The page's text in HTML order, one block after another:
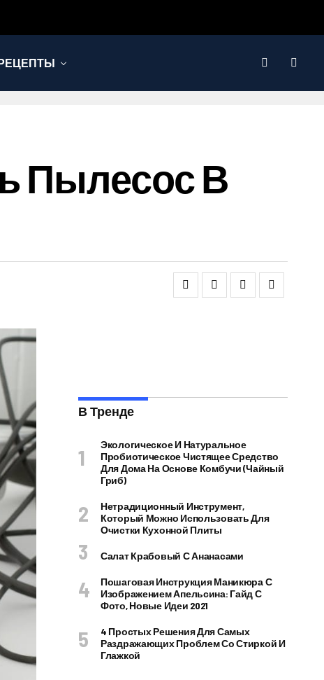
Пылесос В
В Тренде
Экологическое И Натуральное
Пробиотическое Чистящее Средство
Для Дома На Основе Комбучи (чайный
Гриб)
Нетрадиционный Инструмент,
Который Можно Использовать Для
Очистки Кухонной Плиты
Салат Крабовый С Ананасами
Пошаговая Инструкция Маникюра С
Изображением Апельсина: Гайд С
Фото, Новые Идеи 2021
4 Простых Решения Для Самых
Раздражающих Проблем Со Стиркой И
Глажкой